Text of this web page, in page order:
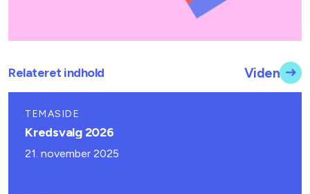
Relateret indhold Viden
TEMASIDE
Kredsvalg 2026
21. november 2025